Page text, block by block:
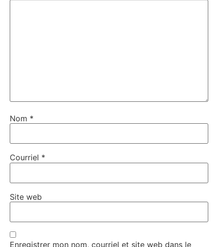
Nom *
Courriel *
Site web
Enregistrer mon nom, courriel et site web dans le